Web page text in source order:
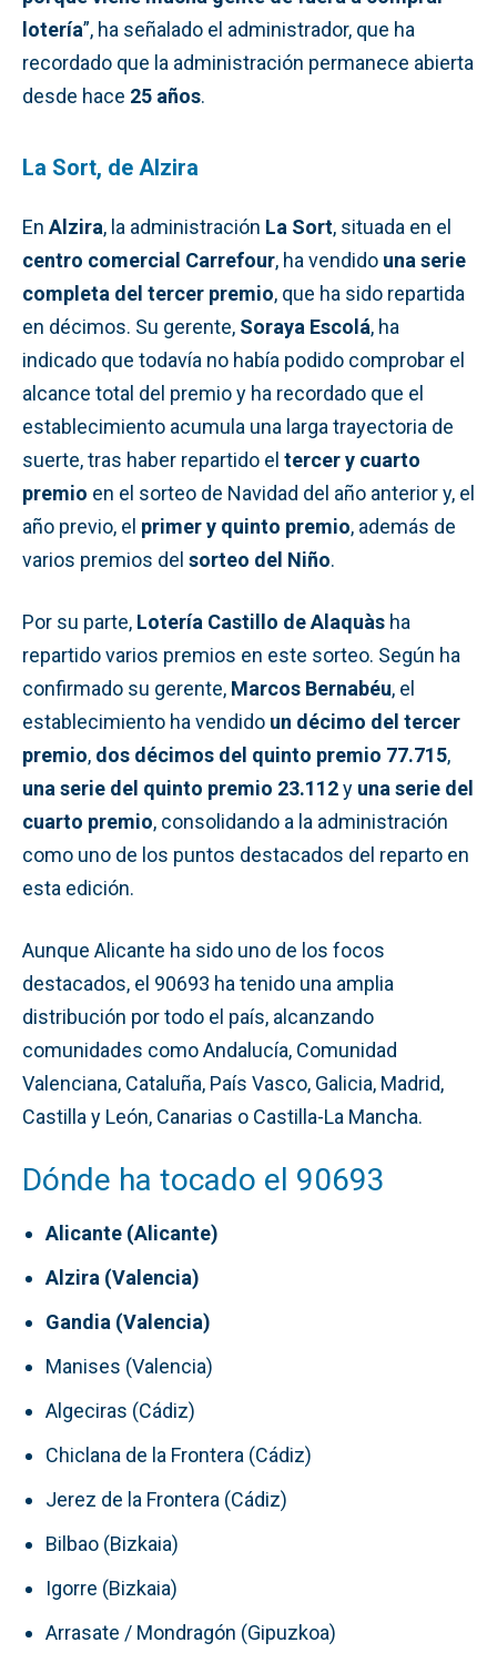
lotería”, ha señalado el administrador, que ha
recordado que la administración permanece abierta
desde hace 25 años.
La Sort, de Alzira
En Alzira, la administración La Sort, situada en el
centro comercial Carrefour, ha vendido una serie
completa del tercer premio, que ha sido repartida
en décimos. Su gerente, Soraya Escolá, ha
indicado que todavía no había podido comprobar el
alcance total del premio y ha recordado que el
establecimiento acumula una larga trayectoria de
suerte, tras haber repartido el tercer y cuarto
premio en el sorteo de Navidad del año anterior y, el
año previo, el primer y quinto premio, además de
varios premios del sorteo del Niño.
Por su parte, Lotería Castillo de Alaquàs ha
repartido varios premios en este sorteo. Según ha
confirmado su gerente, Marcos Bernabéu, el
establecimiento ha vendido un décimo del tercer
premio, dos décimos del quinto premio 77.715,
una serie del quinto premio 23.112y una serie del
cuarto premio, consolidando a la administración
como uno de los puntos destacados del reparto en
esta edición.
Aunque Alicante ha sido uno de los focos
destacados, el 90693 ha tenido una amplia
distribución por todo el país, alcanzando
comunidades como Andalucía, Comunidad
Valenciana, Cataluña, País Vasco, Galicia, Madrid,
Castilla y León, Canarias o Castilla-La Mancha.
Dónde ha tocado el 90693
Alicante (Alicante)
Alzira (Valencia)
Gandia (Valencia)
Manises (Valencia)
Algeciras (Cádiz)
Chiclana de la Frontera (Cádiz)
Jerez de la Frontera (Cádiz)
Bilbao (Bizkaia)
Igorre (Bizkaia)
Arrasate / Mondragón (Gipuzkoa)